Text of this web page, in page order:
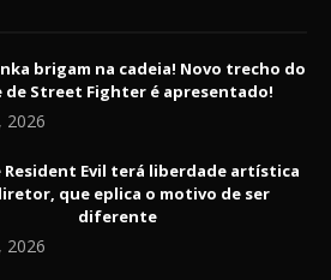
brigam na cadeia! Novo trecho do
de Street Fighter é apresentado!
2026
Resident Evil terá liberdade artística
que eplica o motivo de ser
diferente
2026